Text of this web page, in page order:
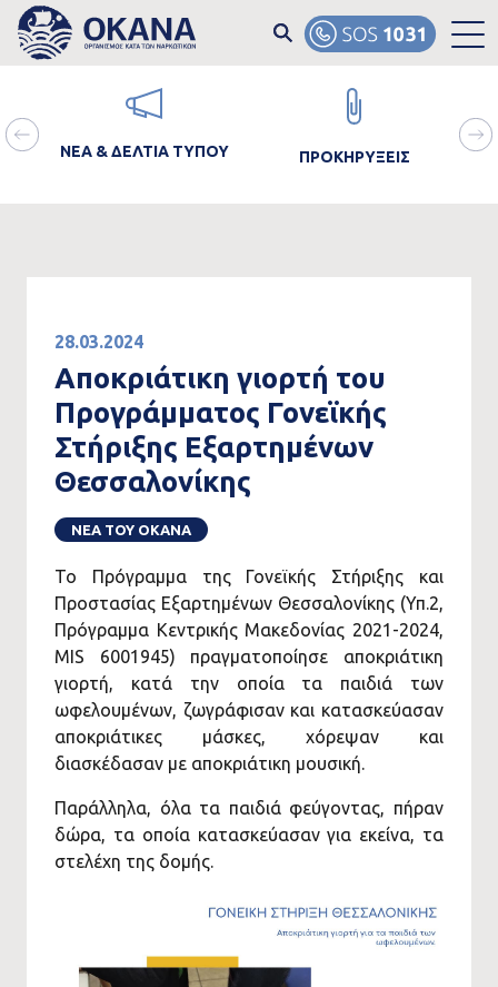
Skip to main content
ΝΕΑ & ΔΕΛΤΙΑ ΤΥΠΟΥ ΠΡΟΚΗΡΥΞΕΙΣ
28.03.2024
Αποκριάτικη γιορτή του
Προγράμματος Γονεϊκής
Στήριξης Εξαρτημένων
Θεσσαλονίκης
ΝΕΑ ΤΟΥ ΟΚΑΝΑ
Το Πρόγραμμα της Γονεϊκής Στήριξης και
Προστασίας Εξαρτημένων Θεσσαλονίκης (Υπ.2,
Πρόγραμμα Κεντρικής Μακεδονίας 2021-2024,
MIS 6001945) πραγματοποίησε αποκριάτικη
γιορτή, κατά την οποία τα παιδιά των
ωφελουμένων, ζωγράφισαν και κατασκεύασαν
αποκριάτικες μάσκες, χόρεψαν και
διασκέδασαν με αποκριάτικη μουσική.
Παράλληλα, όλα τα παιδιά φεύγοντας, πήραν
δώρα, τα οποία κατασκεύασαν για εκείνα, τα
στελέχη της δομής.